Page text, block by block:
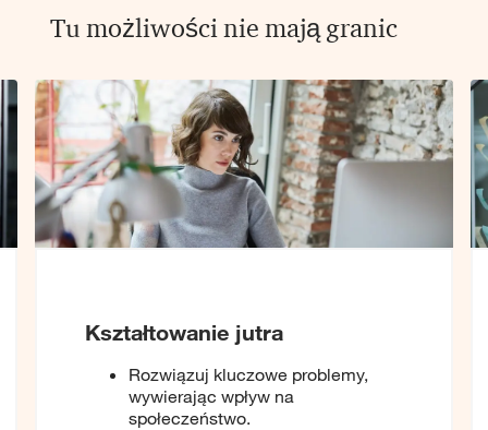
Tu możliwości nie mają granic
Kształtowanie jutra
Rozwiązuj kluczowe problemy,
wywierając wpływ na
społeczeństwo.